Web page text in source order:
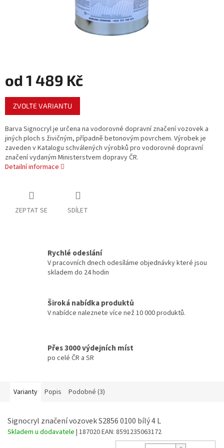
od 1 489 Kč
Měrná
cena:
ZVOLTE VARIANTU
Barva Signocryl je určena na vodorovné dopravní značení vozovek a
jiných ploch s živičným, případně betonovým povrchem. Výrobek je
zaveden v Katalogu schválených výrobků pro vodorovné dopravní
značení vydaným Ministerstvem dopravy ČR.
Detailní informace
ZEPTAT SE SDÍLET
Rychlé odeslání
V pracovních dnech odesíláme objednávky které jsou
skladem do 24 hodin
Široká nabídka produktů
V nabídce naleznete více než 10 000 produktů.
Přes 3000 výdejních míst
po celé ČR a SR
Varianty Popis Podobné (3)
Signocryl značení vozovek S2856 0100 bílý 4 L
Skladem u dodavatele | 187020EAN: 8591235063172